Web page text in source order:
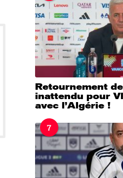
Retournement
inattendu pour
avec l’Algérie !
7